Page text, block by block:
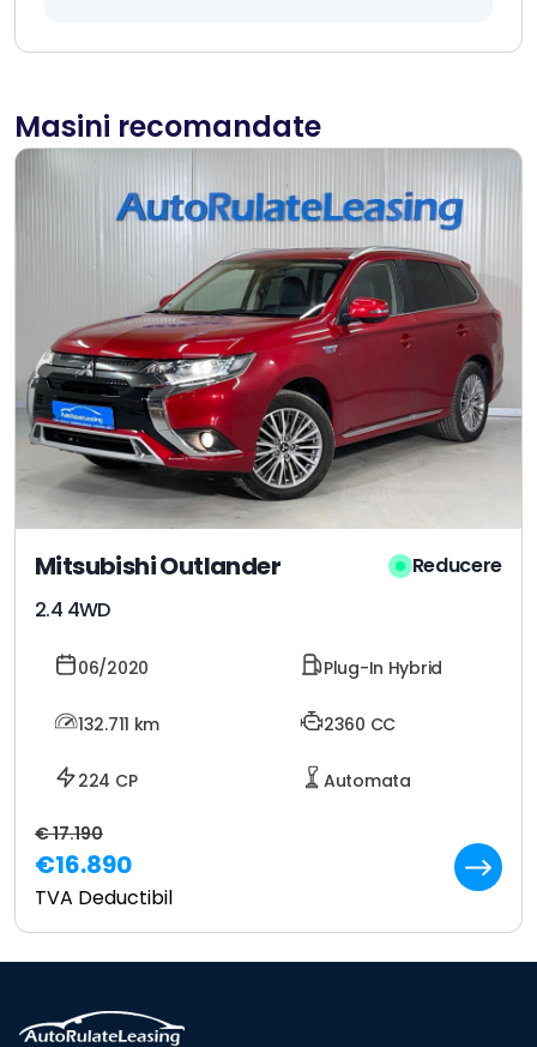
Masini recomandate
Mitsubishi Outlander
2.4 4WD
Reducere
06/2020 Plug-In Hybrid
132.711 km 2360 CC
224 CP Automata
€ 17.190
€16.890
TVA Deductibil